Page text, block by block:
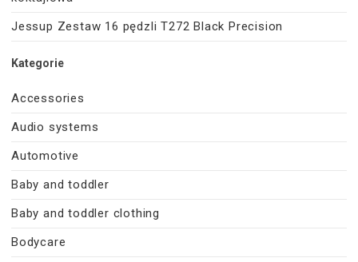
Jessup Zestaw 16 pędzli T272 Black Precision
Kategorie
Accessories
Audio systems
Automotive
Baby and toddler
Baby and toddler clothing
Bodycare